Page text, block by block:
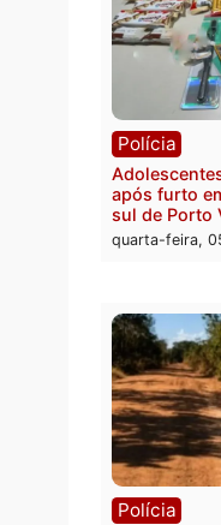
Política
eleições